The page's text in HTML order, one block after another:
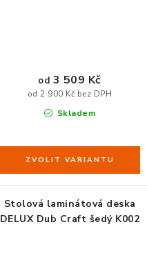
Skladem
od 2 900 Kč bez DPH
od 3 509 Kč
Stolová laminátová deska
DELUX Dub Craft šedý K002